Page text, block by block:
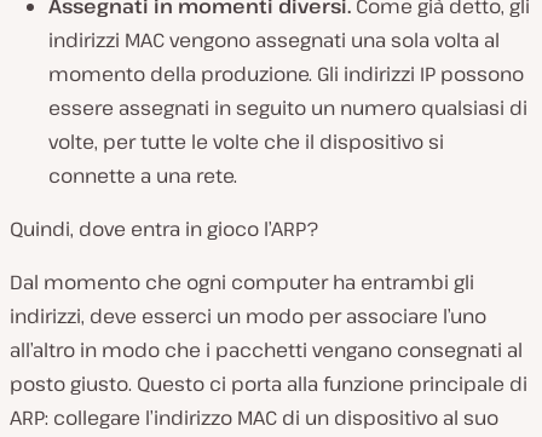
Assegnati in momenti diversi. Come già detto, gli
indirizzi MAC vengono assegnati una sola volta al
momento della produzione. Gli indirizzi IP possono
essere assegnati in seguito un numero qualsiasi di
volte, per tutte le volte che il dispositivo si
connette a una rete.
Quindi, dove entra in gioco l’ARP?
Dal momento che ogni computer ha entrambi gli
indirizzi, deve esserci un modo per associare l’uno
all’altro in modo che i pacchetti vengano consegnati al
posto giusto. Questo ci porta alla funzione principale di
ARP: collegare l’indirizzo MAC di un dispositivo al suo